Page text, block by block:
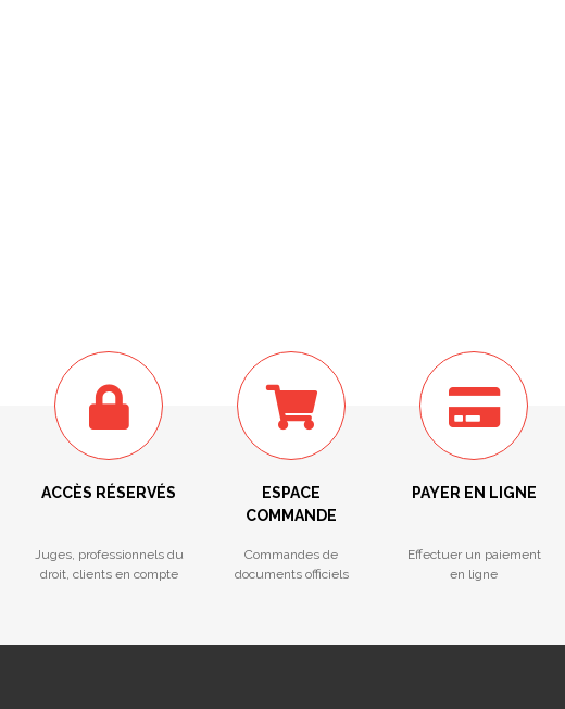
ACCÈS RÉSERVÉS
Juges, professionnels du
droit, clients en compte
ESPACE
COMMANDE
Commandes de
documents officiels
PAYER EN LIGNE
Effectuer un paiement
en ligne